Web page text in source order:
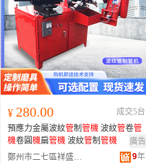
¥ 280.00
成交5台
預應力金屬波紋管制 管機 波紋管卷管
機卷圓機扁管機 波紋管制 管機
廣告
鄭州市二七區祥盛機械銷售部
9年